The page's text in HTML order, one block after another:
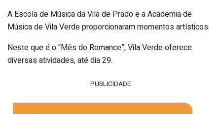
A Escola de Música da Vila de Prado e a Academia de
Música de Vila Verde proporcionaram momentos artísticos.
Neste que é o “Mês do Romance”, Vila Verde oferece
diversas atividades, até dia 29.
PUBLICIDADE